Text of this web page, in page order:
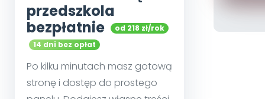
przedszkola
bezpłatnie
od 218 zł/rok
14 dni bez opłat
Po kilku minutach masz gotową
stronę i dostęp do prostego